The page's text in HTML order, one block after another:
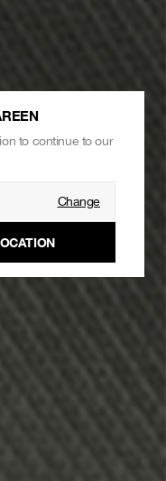
to continue to our
Change